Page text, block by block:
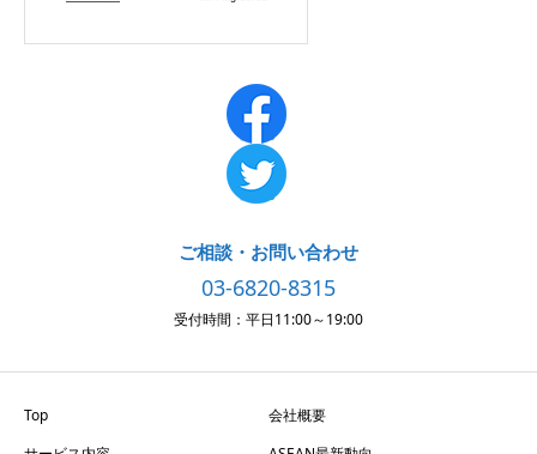
ご相談・お問い合わせ
03-6820-8315
受付時間：平日11:00～19:00
Top
会社概要